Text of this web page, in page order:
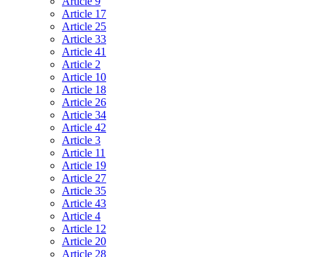
Article 17
Article 25
Article 33
Article 41
Article 2
Article 10
Article 18
Article 26
Article 34
Article 42
Article 3
Article 11
Article 19
Article 27
Article 35
Article 43
Article 4
Article 12
Article 20
Article 28